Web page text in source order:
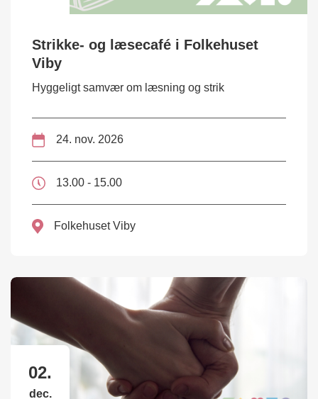
Strikke- og læsecafé i Folkehuset
Viby
Hyggeligt samvær om læsning og strik
24. nov. 2026
13.00 - 15.00
Folkehuset Viby
02.
dec.